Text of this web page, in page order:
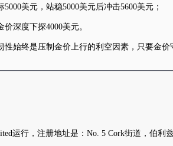
美元，站稳5000美元后冲击5600美元；
深度下探4000美元。
始终是压制金价上行的利空因素，只要金价
运行，注册地址是：No. 5 Cork街道，伯利